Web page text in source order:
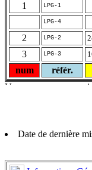
1
LPG-1
LPG-4
2
LPG-2
3
LPG-3
num
référ.
Date de dernière